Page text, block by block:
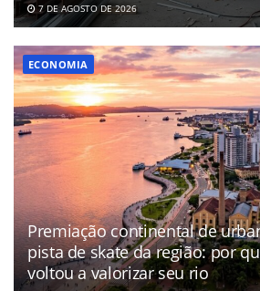
7 DE AGOSTO DE 2026
ECONOMIA
Premiação continental de
pista de skate da região: por
voltou a valorizar seu rio